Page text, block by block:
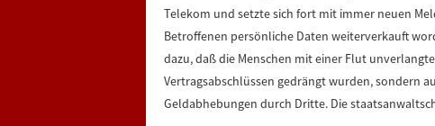
Telekom und setzte sich fort mit immer neuen
Betroffenen persönliche Daten weiterverkauft
dazu, daß die Menschen mit einer Flut
Vertragsabschlüssen gedrängt wurden, sondern
Geldabhebungen durch Dritte. Die